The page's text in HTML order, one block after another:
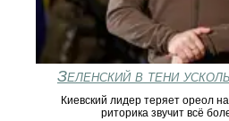
Зеленский в тени
Киевский лидер теряет ореол
риторика звучит всё